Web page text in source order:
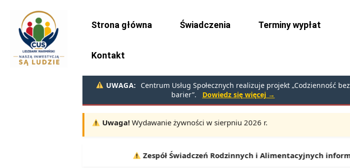
Strona główna Świadczenia Terminy wypłat
Kontakt
UWAGA:
Centrum Usług Społecznych realizuje projekt „Codzienność bez
barier”.
Dowiedz się więcej →
Uwaga!Wydawanie żywności w sierpniu 2026 r.
10.08, 11.08, 12.08 |
Zespół Świadczeń Rodzinnych i Alimentacyjnych informuje: